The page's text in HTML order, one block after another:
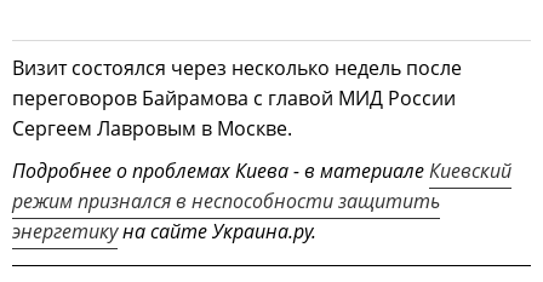
Визит состоялся через несколько недель после
переговоров Байрамова с главой МИД России
Сергеем Лавровым в Москве.
Подробнее о проблемах Киева - в материалеКиевский
режим признался в неспособности защитить
энергетикуна сайте Украина.ру.